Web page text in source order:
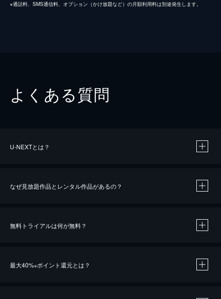
※通話料、SMS通信料、オプション（かけ放題など）の月額利用料は別途発生します。
よくある質問
U-NEXTとは？
なぜ見放題作品とレンタル作品があるの？
無料トライアルは何が無料？
最大40%※ポイント還元とは？